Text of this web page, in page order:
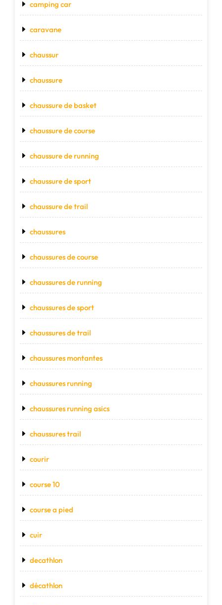
camping car
caravane
chaussur
chaussure
chaussure de basket
chaussure de course
chaussure de running
chaussure de sport
chaussure de trail
chaussures
chaussures de course
chaussures de running
chaussures de sport
chaussures de trail
chaussures montantes
chaussures running
chaussures running asics
chaussures trail
courir
course 10
course a pied
cuir
decathlon
décathlon